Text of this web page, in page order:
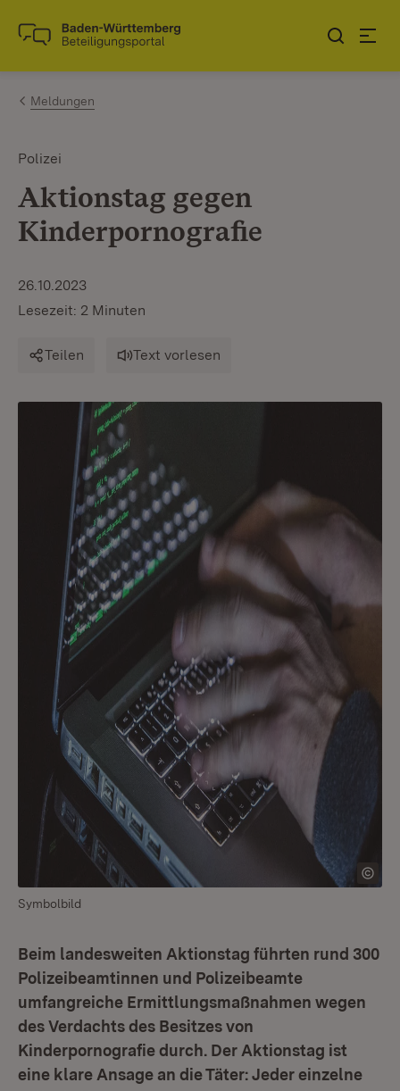
Zum Inhalt springen
Link zur Startseite
Meldungen
Polizei
Aktionstag gegen
Kinderpornografie
26.10.2023
Lesezeit: 2 Minuten
Teilen Text vorlesen
Symbolbild
Beim landesweiten Aktionstag führten rund 300
Polizeibeamtinnen und Polizeibeamte
umfangreiche Ermittlungsmaßnahmen wegen
des Verdachts des Besitzes von
Kinderpornografie durch. Der Aktionstag ist
eine klare Ansage an die Täter: Jeder einzelne